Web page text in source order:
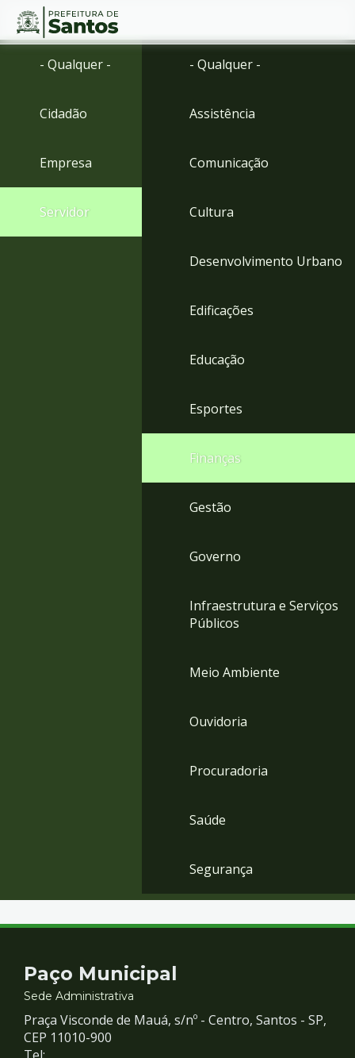
Ir
menu
para
Conteúdo
- Qualquer -
Cidadão
Empresa
Servidor
- Qualquer -
Assistência
Comunicação
Cultura
Desenvolvimento Urbano
Edificações
Educação
Esportes
Finanças
Gestão
Governo
Infraestrutura e Serviços
Públicos
Meio Ambiente
Ouvidoria
Procuradoria
Saúde
Segurança
Contato
e
Redes
Paço Municipal
Sede Administrativa
Praça Visconde de Mauá, s/nº - Centro, Santos - SP,
CEP 11010-900